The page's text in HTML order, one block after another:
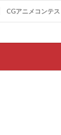
CGアニメコンテス